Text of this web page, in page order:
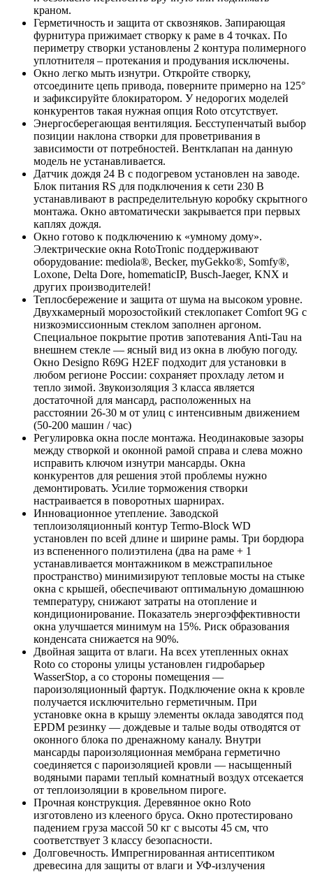
краном.
Герметичность и защита от сквозняков. Запирающая
фурнитура прижимает створку к раме в 4 точках. По
периметру створки установлены 2 контура полимерного
уплотнителя – протекания и продувания исключены.
Окно легко мыть изнутри. Откройте створку,
отсоедините цепь привода, поверните примерно на 125°
и зафиксируйте блокиратором. У недорогих моделей
конкурентов такая нужная опция Roto отсутствует.
Энергосберегающая вентиляция. Бесступенчатый выбор
позиции наклона створки для проветривания в
зависимости от потребностей. Вентклапан на данную
модель не устанавливается.
Датчик дождя 24 В c подогревом установлен на заводе.
Блок питания RS для подключения к сети 230 В
устанавливают в распределительную коробку скрытного
монтажа. Окно автоматически закрывается при первых
каплях дождя.
Окно готово к подключению к «умному дому».
Электрические окна RotoTronic поддерживают
оборудование: mediola®, Becker, myGekko®, Somfy®,
Loxone, Delta Dore, homematicIP, Busch-Jaeger, KNX и
других производителей!
Теплосбережение и защита от шума на высоком уровне.
Двухкамерный морозостойкий стеклопакет Comfort 9G с
низкоэмиссионным стеклом заполнен аргоном.
Специальное покрытие против запотевания Anti-Tau на
внешнем стекле — ясный вид из окна в любую погоду.
Окно Designo R69G H2EF подходит для установки в
любом регионе России: сохраняет прохладу летом и
тепло зимой. Звукоизоляция 3 класса является
достаточной для мансард, расположенных на
расстоянии 26-30 м от улиц с интенсивным движением
(50-200 машин / час)
Регулировка окна после монтажа. Неодинаковые зазоры
между створкой и оконной рамой справа и слева можно
исправить ключом изнутри мансарды. Окна
конкурентов для решения этой проблемы нужно
демонтировать. Усилие торможения створки
настраивается в поворотных шарнирах.
Инновационное утепление. Заводской
теплоизоляционный контур Termo-Block WD
установлен по всей длине и ширине рамы. Три бордюра
из вспененного полиэтилена (два на раме + 1
устанавливается монтажником в межстрапильное
пространство) минимизируют тепловые мосты на стыке
окна с крышей, обеспечивают оптимальную домашнюю
температуру, снижают затраты на отопление и
кондиционирование. Показатель энергоэффективности
окна улучшается минимум на 15%. Риск образования
конденсата снижается на 90%.
Двойная защита от влаги. На всех утепленных окнах
Roto со стороны улицы установлен гидробарьер
WasserStop, а со стороны помещения —
пароизоляционный фартук. Подключение окна к кровле
получается исключительно герметичным. При
установке окна в крышу элементы оклада заводятся под
EPDM резинку — дождевые и талые воды отводятся от
оконного блока по дренажному каналу. Внутри
мансарды пароизоляционная мембрана герметично
соединяется с пароизоляцией кровли — насыщенный
водяными парами теплый комнатный воздух отсекается
от теплоизоляции в кровельном пироге.
Прочная конструкция. Деревянное окно Roto
изготовлено из клееного бруса. Окно протестировано
падением груза массой 50 кг с высоты 45 см, что
соответствует 3 классу безопасности.
Долговечность. Импрегнированная антисептиком
древесина для защиты от влаги и УФ-излучения